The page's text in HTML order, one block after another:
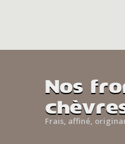
Nos
Frais, affiné,